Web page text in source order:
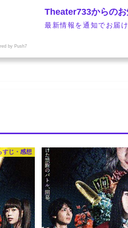
じ・感想
Theater733からの
最新情報を通知でお届
by Push7